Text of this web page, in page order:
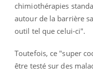
chimiothérapies
autour de la barrière
outil tel que celui-ci".
Toutefois, ce "super
être testé sur des